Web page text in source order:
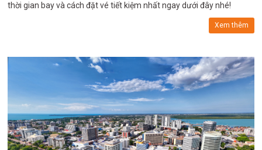
thời gian bay và cách đặt vé tiết kiệm nhất ngay dưới đây nhé!
Xem thêm